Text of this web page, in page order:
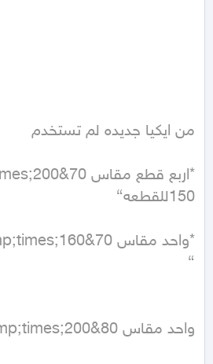
واحد مقاس 80&amp;amp;amp;amp;amp;amp;amp;amp;amp;amp;amp;amp;amp;amp;amp;amp;times;200. {سعرها في ايكيا 150للقطعه